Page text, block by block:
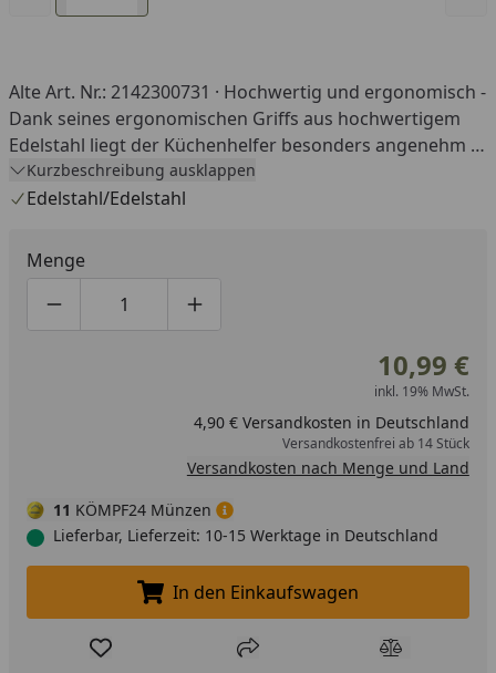
Alte Art. Nr.: 2142300731 · Hochwertig und ergonomisch -
Dank seines ergonomischen Griffs aus hochwertigem
Edelstahl liegt der Küchenhelfer besonders angenehm in
der Hand. · Praktische Öse - Die im Griff integrierte,
praktische Öse ermöglicht eine platzsparende
Hängeleiste. · Kartoffelaugen-Entferner - Mit
praktischem Entferner für Kartoffelaugen und anderer
unerwünschter Stellen. · Spülmaschinengeeignete
Qualität - Dank hochwertiger Materialien und
sorgfältiger Verarbeitung zur komfortablen Reinigung
in der Spülmaschine geeignet. · Für präzises Schälen -
Für besonders dünne Schälergebnisse bei
Gemüsesorten wie Spargel, Kartoffeln, Karotten oder
Gurken sowie Früchten wie Äpfeln oder Birnen
Kurzbeschreibung ausklappen
Edelstahl/Edelstahl
Menge
Produktmenge um eins verringern
Produktmenge manuell eingeben
Produktmenge um eins erhöhen
10,99 €
inkl. 19% MwSt.
4,90 € Versandkosten in Deutschland
Versandkostenfrei ab 14 Stück
Versandkosten nach Menge und Land
11 KÖMPF24 Münzen
Lieferbar, Lieferzeit: 10-15 Werktage in Deutschland
In den Einkaufswagen legen
In den Einkaufswagen
Produkt zur Wunschliste hinzufügen
Teilen Produkt